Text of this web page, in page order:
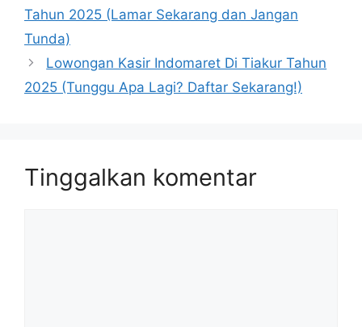
Tahun 2025 (Lamar Sekarang dan Jangan
Tunda)
Lowongan Kasir Indomaret Di Tiakur Tahun
2025 (Tunggu Apa Lagi? Daftar Sekarang!)
Tinggalkan komentar